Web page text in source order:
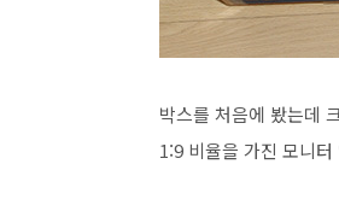
박스를 처음에 봤는데
1:9 비율을 가진 모니터